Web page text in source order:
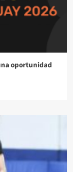
oportunidad